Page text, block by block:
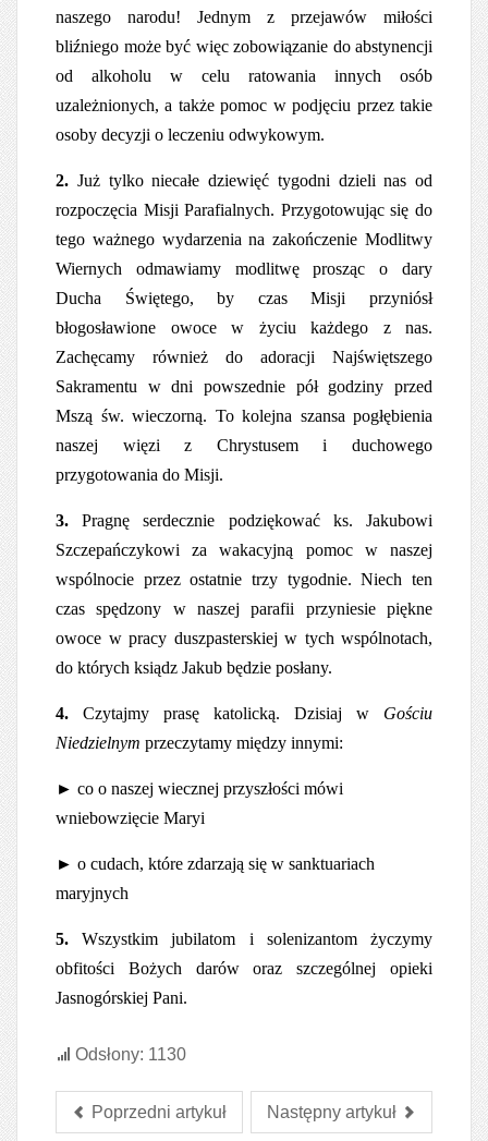
naszego narodu! Jednym z przejawów miłości
bliźniego może być więc zobowiązanie do abstynencji
od alkoholu w celu ratowania innych osób
uzależnionych, a także pomoc w podjęciu przez takie
osoby decyzji o leczeniu odwykowym.
2. Już tylko niecałe dziewięć tygodni dzieli nas od
rozpoczęcia Misji Parafialnych. Przygotowując się do
tego ważnego wydarzenia na zakończenie Modlitwy
Wiernych odmawiamy modlitwę prosząc o dary
Ducha Świętego, by czas Misji przyniósł
błogosławione owoce w życiu każdego z nas.
Zachęcamy również do adoracji Najświętszego
Sakramentu w dni powszednie pół godziny przed
Mszą św. wieczorną. To kolejna szansa pogłębienia
naszej więzi z Chrystusem i duchowego
przygotowania do Misji.
3. Pragnę serdecznie podziękować ks. Jakubowi
Szczepańczykowi za wakacyjną pomoc w naszej
wspólnocie przez ostatnie trzy tygodnie. Niech ten
czas spędzony w naszej parafii przyniesie piękne
owoce w pracy duszpasterskiej w tych wspólnotach,
do których ksiądz Jakub będzie posłany.
4. Czytajmy prasę katolicką. Dzisiaj w Gościu
Niedzielnym przeczytamy między innymi:
► co o naszej wiecznej przyszłości mówi
wniebowzięcie Maryi
► o cudach, które zdarzają się w sanktuariach
maryjnych
5. Wszystkim jubilatom i solenizantom życzymy
obfitości Bożych darów oraz szczególnej opieki
Jasnogórskiej Pani.
Odsłony: 1130
Poprzedni artykuł Następny artykuł